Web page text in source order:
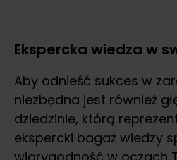
Ekspercka wiedza w
Aby odnieść sukces w
niezbędna jest również
dziedzinie, którą
ekspercki bagaż wiedzy